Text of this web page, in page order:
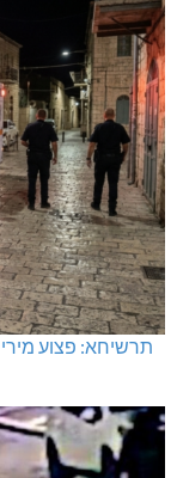
תרשיחא: פצוע מירי